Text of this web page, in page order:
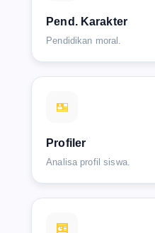
Pend. Karakter
Pendidikan moral.
Profiler
Analisa profil siswa.